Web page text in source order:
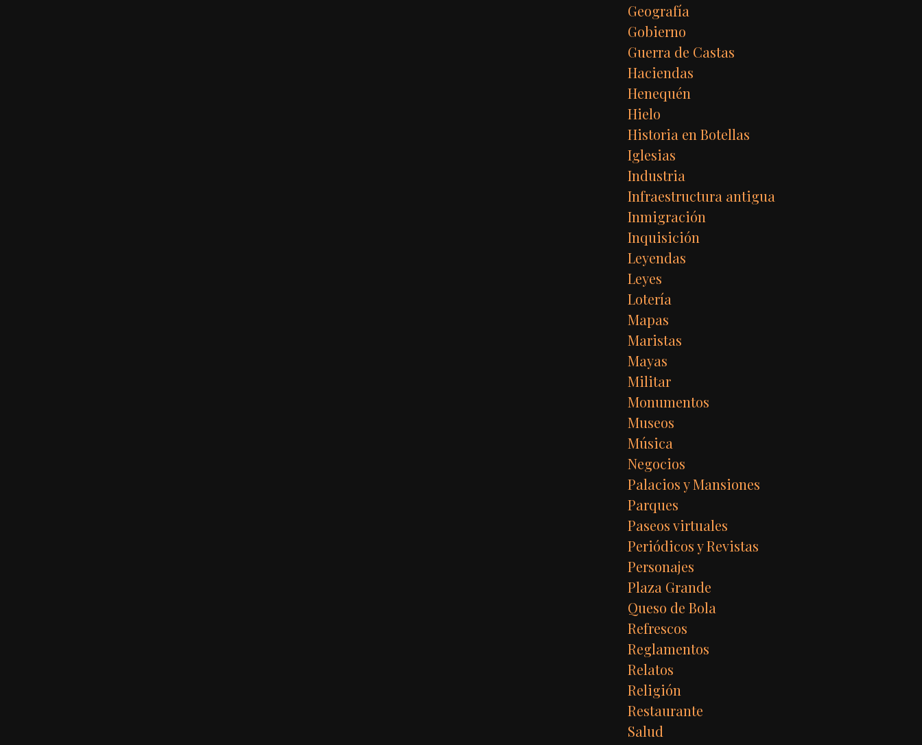
Geografía
Gobierno
Guerra de Castas
Haciendas
Henequén
Hielo
Historia en Botellas
Iglesias
Industria
Infraestructura antigua
Inmigración
Inquisición
Leyendas
Leyes
Lotería
Mapas
Maristas
Mayas
Militar
Monumentos
Museos
Música
Negocios
Palacios y Mansiones
Parques
Paseos virtuales
Periódicos y Revistas
Personajes
Plaza Grande
Queso de Bola
Refrescos
Reglamentos
Relatos
Religión
Restaurante
Salud